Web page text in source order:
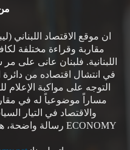
ان موقع الاقتصاد اللبناني
مقاربة وقراءة مختلفة
اللبنانية. فلبنان عانى على
في انتشال اقتصاده من دائرة
التوجه على مواكبة
مساراً موضوعياً له في
ECONOMY رسالة واضحة، هي: تغليب الاقتصاد على السياسة.